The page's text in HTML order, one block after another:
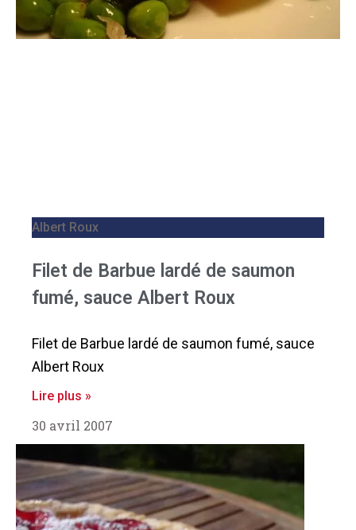
Albert Roux
Filet de Barbue lardé de saumon
fumé, sauce Albert Roux
Filet de Barbue lardé de saumon fumé, sauce
Albert Roux
Lire plus »
30 avril 2007